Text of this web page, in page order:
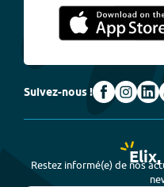
Suivez-nous !
Restez informé(e) de nos